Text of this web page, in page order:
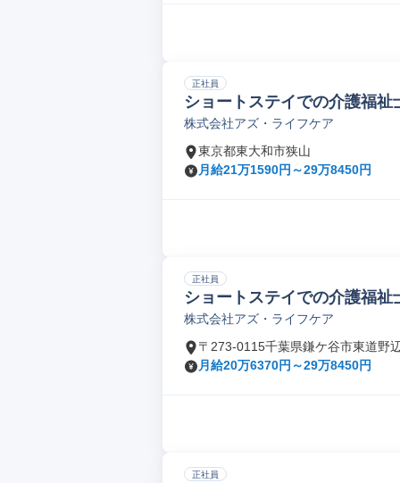
正社員
ショートステイでの介護福祉
株式会社アズ・ライフケア
東京都東大和市狭山
月給21万1590円～29万8450円
正社員
ショートステイでの介護福祉
株式会社アズ・ライフケア
〒273-0115千葉県鎌ケ谷市東道野
月給20万6370円～29万8450円
正社員